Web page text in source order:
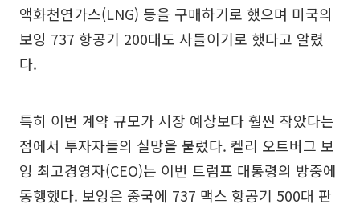
액화천연가스(LNG) 등을 구매하기로 했으며 미국의
보잉 737 항공기 200대도 사들이기로 했다고 알렸
다.
특히 이번 계약 규모가 시장 예상보다 훨씬 작았다는
점에서 투자자들의 실망을 불렀다. 켈리 오트버그 보
잉 최고경영자(CEO)는 이번 트럼프 대통령의 방중에
동행했다. 보잉은 중국에 737 맥스 항공기 500대 판